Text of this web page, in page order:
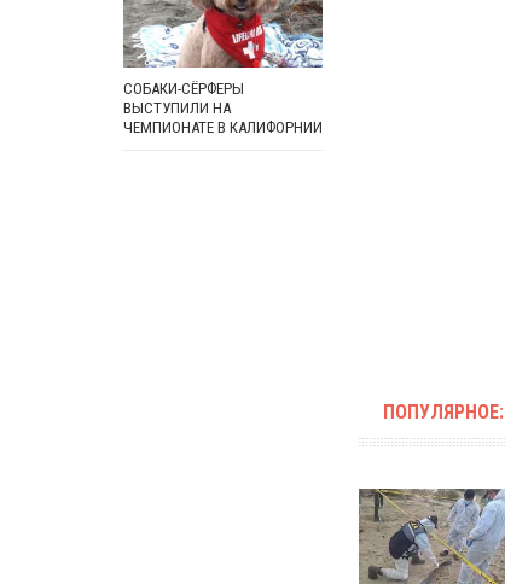
ПОПУЛЯРНОЕ:
СОБАКИ-СЁРФЕРЫ
ВЫСТУПИЛИ НА
ЧЕМПИОНАТЕ В КАЛИФОРНИИ